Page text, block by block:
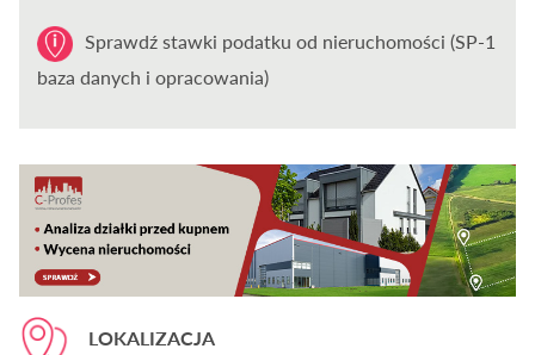
Sprawdź stawki podatku od nieruchomości (SP-1
baza danych i opracowania)
LOKALIZACJA